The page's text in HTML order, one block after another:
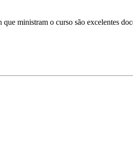
ministram o curso são excelentes